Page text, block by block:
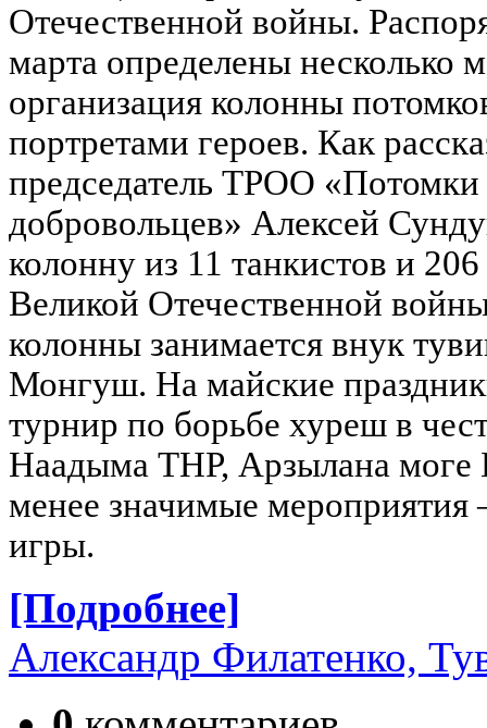
Отечественной войны.
марта определены несколько
организация колонны
портретами героев. Как
председатель ТРОО
добровольцев» Алексей
колонну из 11 танкистов и
Великой Отечественной
колонны занимается внук
Монгуш. На майские
турнир по борьбе хуреш в
Наадыма ТНР, Арзылана моге
менее значимые
игры.
[Подробнее]
Александр Филатенко,